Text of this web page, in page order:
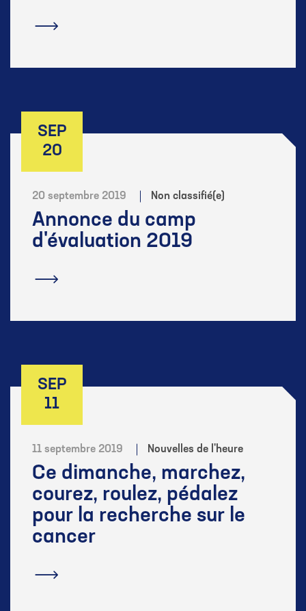
SEP
20
20 septembre 2019 Non classifié(e)
Annonce du camp
d'évaluation 2019
SEP
11
11 septembre 2019 Nouvelles de l'heure
Ce dimanche, marchez,
courez, roulez, pédalez
pour la recherche sur le
cancer